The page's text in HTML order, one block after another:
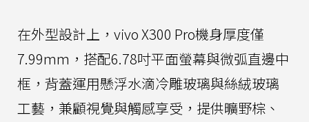
在外型設計上，vivo X300 Pro機身厚度僅
7.99mm，搭配6.78吋平面螢幕與微弧直邊中
框，背蓋運用懸浮水滴冷雕玻璃與絲絨玻璃
工藝，兼顧視覺與觸感享受，提供曠野棕、